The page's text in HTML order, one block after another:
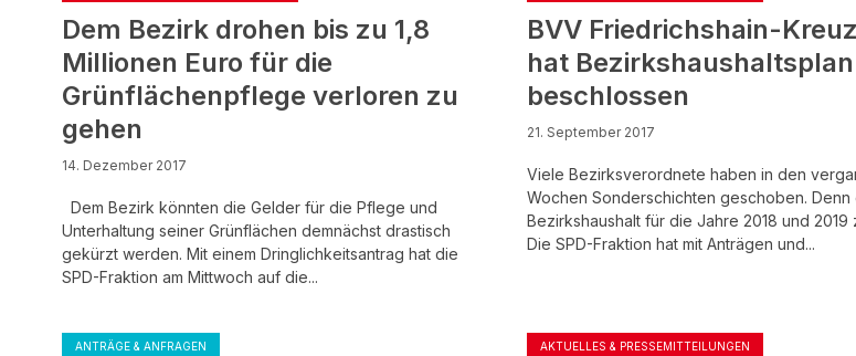
Dem Bezirk drohen bis zu 1,8
Millionen Euro für die
Grünflächenpflege verloren zu
gehen
14. Dezember 2017
Dem Bezirk könnten die Gelder für die Pflege und
Unterhaltung seiner Grünflächen demnächst drastisch
gekürzt werden. Mit einem Dringlichkeitsantrag hat die
SPD-Fraktion am Mittwoch auf die...
BVV Friedrichshain-
hat Bezirkshaushaltsplan
beschlossen
21. September 2017
Viele Bezirksverordnete haben in den
Wochen Sonderschichten geschoben. Denn
Bezirkshaushalt für die Jahre 2018 und 2019
Die SPD-Fraktion hat mit Anträgen und...
ANTRÄGE & ANFRAGEN AKTUELLES & PRESSEMITTEILUNGEN